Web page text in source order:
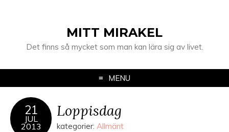
MITT MIRAKEL
Det finns så mycket som man kan lära sig av livet.
MENU
21
JUL
2013
Loppisdag
kategorier: Allmänt